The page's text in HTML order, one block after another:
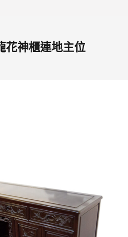
花神櫃連地主位